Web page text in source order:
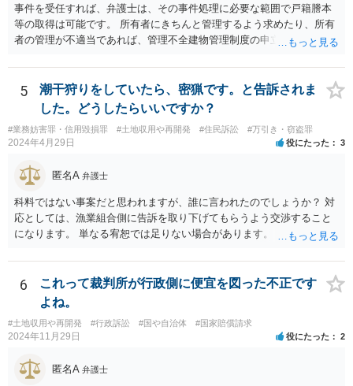
事件を受任すれば、弁護士は、その事件処理に必要な範囲で戸籍謄本
等の取得は可能です。 所有者にきちんと管理するよう求めたり、所有
者の管理が不適当であれば、管理不全建物管理制度の申立ても検討で
5
潮干狩りをしていたら、密猟です。と告訴されま
した。どうしたらいいですか？
#業務妨害罪・信用毀損罪 #土地収用や再開発 #住民訴訟 #万引き・窃盗罪
2024年4月29日 役にたった 3
匿名A 弁護士
科料ではない事案だと思われますが、誰に言われたのでしょうか？ 対
応としては、漁業組合側に告訴を取り下げてもらうよう交渉すること
になります。 単なる宥恕では足りない場合があります。
6
これって裁判所が行政側に便宜を図った不正です
よね。
#土地収用や再開発 #行政訴訟 #国や自治体 #国家賠償請求
2024年11月29日 役にたった 2
匿名A 弁護士